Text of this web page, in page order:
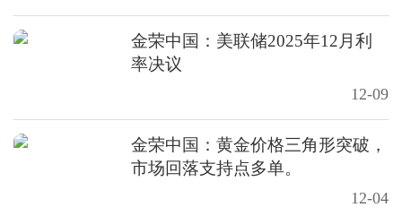
金荣中国：美联储2025年12月利
率决议
12-09
金荣中国：黄金价格三角形突破，
市场回落支持点多单。
12-04